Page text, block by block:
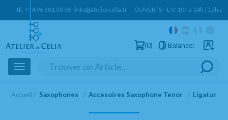
tlf.+34 96 381 30 96 · info@ateliercelia.fr OUVERTS - L-V: 10h a 14h | 15h a
0 Balance:
Toggle
navigation
Accueil Saxophones Accesoires Saxophone Tenor Ligatures